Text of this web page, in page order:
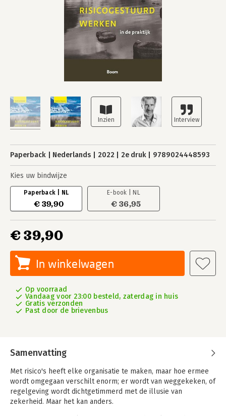
Paperback Nederlands 2022 2e druk 9789024448593
Kies uw bindwijze
Paperback | NL
€ 39,90
E-book | NL
€ 36,95
€ 39,90
In winkelwagen
Op voorraad
Vandaag voor 23:00 besteld, zaterdag in huis
Gratis verzonden
Past door de brievenbus
Samenvatting
Met risico's heeft elke organisatie te maken, maar hoe ermee
wordt omgegaan verschilt enorm; er wordt van weggekeken, of
regelgeving wordt dichtgetimmerd met de illusie van
zekerheid. Maar het kan anders.